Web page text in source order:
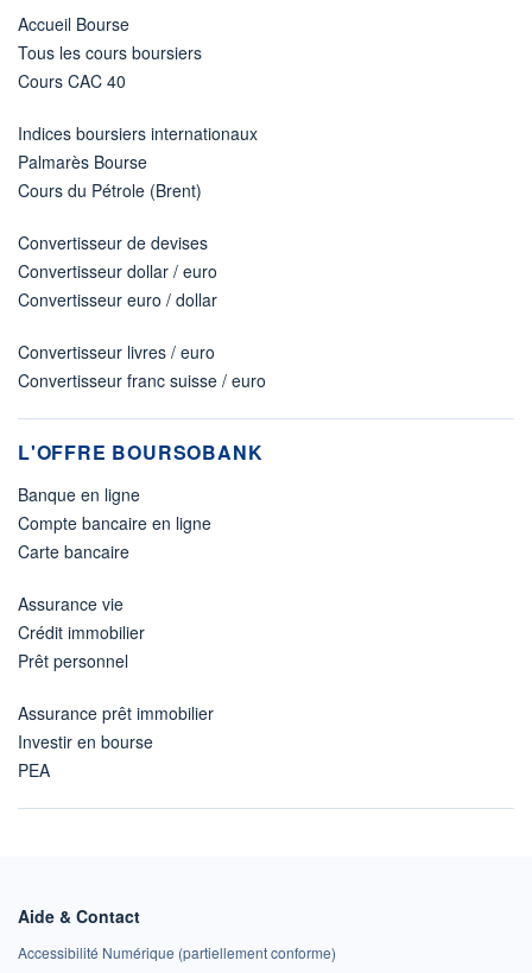
Accueil Bourse
Tous les cours boursiers
Cours CAC 40
Indices boursiers internationaux
Palmarès Bourse
Cours du Pétrole (Brent)
Convertisseur de devises
Convertisseur dollar / euro
Convertisseur euro / dollar
Convertisseur livres / euro
Convertisseur franc suisse / euro
L'OFFRE BOURSOBANK
Banque en ligne
Compte bancaire en ligne
Carte bancaire
Assurance vie
Crédit immobilier
Prêt personnel
Assurance prêt immobilier
Investir en bourse
PEA
Aide & Contact
Accessibilité Numérique (partiellement conforme)